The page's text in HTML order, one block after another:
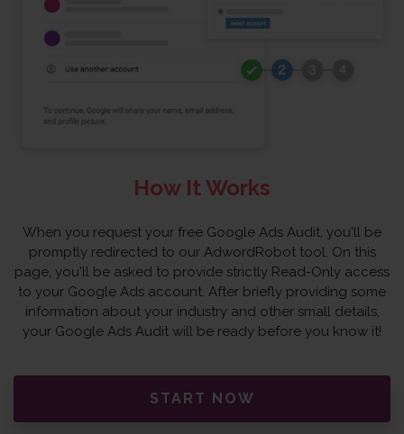
How It Works
When you request your free Google Ads Audit, you'll be
promptly redirected to our AdwordRobot tool. On this
page, you'll be asked to provide strictly Read-Only access
to your Google Ads account. After briefly providing some
information about your industry and other small details,
your Google Ads Audit will be ready before you know it!
START NOW